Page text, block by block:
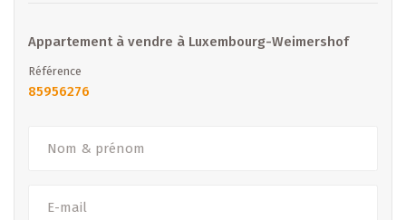
– Sous toutes réserves –
Appartement à vendre à Luxembourg-Weimershof
Référence
85956276